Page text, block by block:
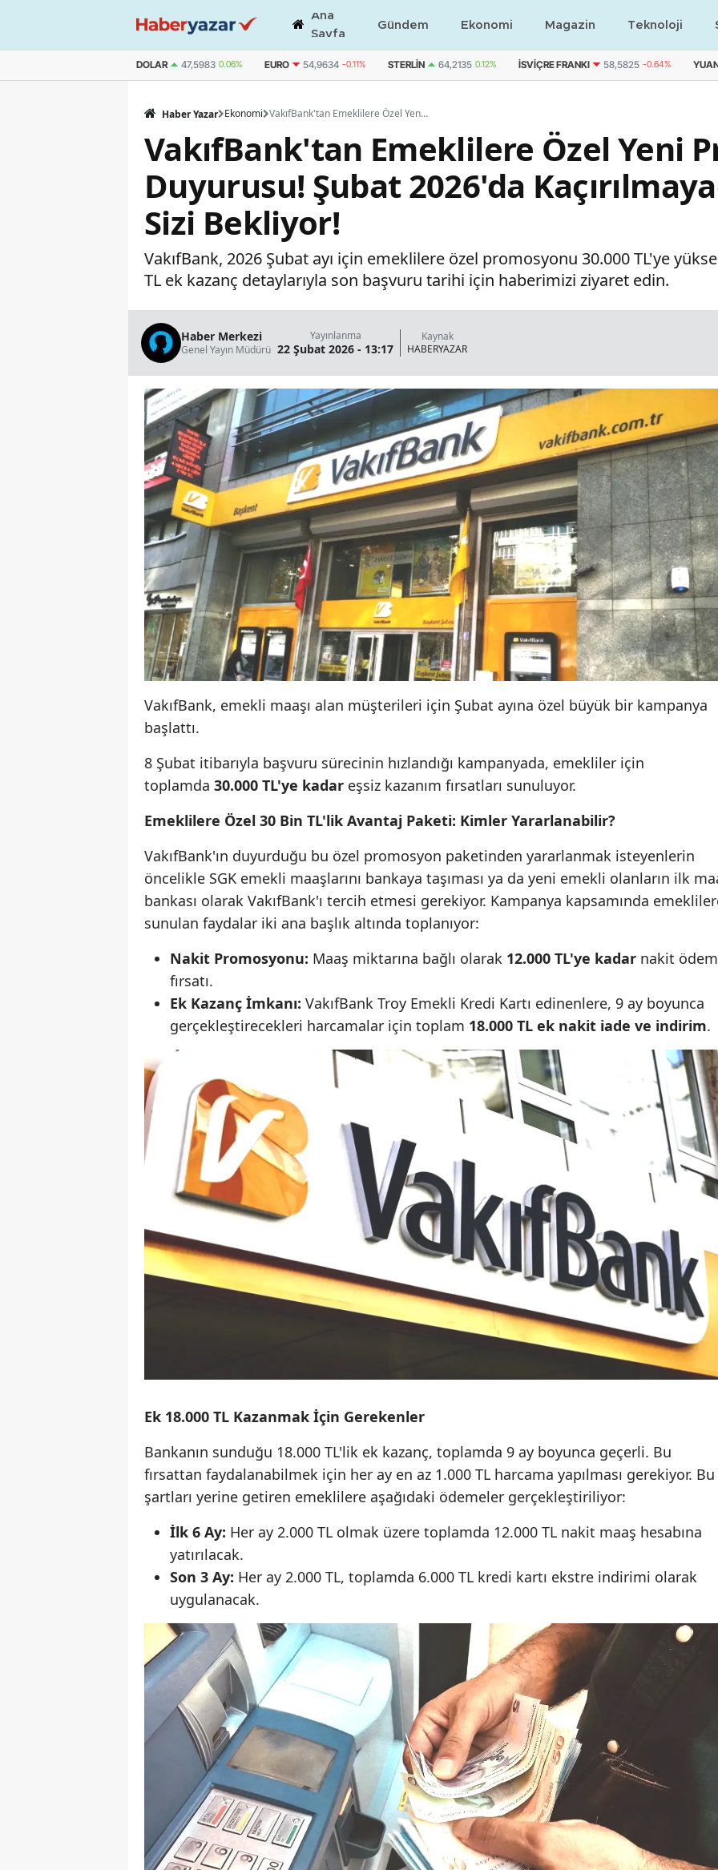
Ana
Sayfa
Gündem Ekonomi Magazin Teknoloji
DOLAR 47,5983 0.06% EURO 54,9634 -0.11% STERLIN 64,2135 0.12% İSVIÇRE FRANKI 58,5825 -0.64%
Haber Yazar Ekonomi VakıfBank'tan Emeklilere Özel Yeni Promosyon Duyurusu! Şubat 2026'da Kaçırılmayacak Fırsatlar Sizi Bekliyor!
VakıfBank'tan Emeklilere Özel Yeni
Duyurusu! Şubat 2026'da
Sizi Bekliyor!
VakıfBank, 2026 Şubat ayı için emeklilere özel promosyonu 30.000 TL'ye
TL ek kazanç detaylarıyla son başvuru tarihi için haberimizi ziyaret edin.
Haber Merkezi
Genel Yayın Müdürü
Yayınlanma
22 Şubat 2026 - 13:17
Kaynak
HABERYAZAR
VakıfBank, emekli maaşı alan müşterileri için Şubat ayına özel büyük bir kampanya
başlattı.
8 Şubat itibarıyla başvuru sürecinin hızlandığı kampanyada, emekliler için
toplamda 30.000 TL'ye kadar eşsiz kazanım fırsatları sunuluyor.
Emeklilere Özel 30 Bin TL'lik Avantaj Paketi: Kimler Yararlanabilir?
VakıfBank'ın duyurduğu bu özel promosyon paketinden yararlanmak isteyenlerin
öncelikle SGK emekli maaşlarını bankaya taşıması ya da yeni emekli olanların ilk
bankası olarak VakıfBank'ı tercih etmesi gerekiyor. Kampanya kapsamında
sunulan faydalar iki ana başlık altında toplanıyor:
Nakit Promosyonu: Maaş miktarına bağlı olarak 12.000 TL'ye kadar nakit
fırsatı.
Ek Kazanç İmkanı: VakıfBank Troy Emekli Kredi Kartı edinenlere, 9 ay boyunca
gerçekleştirecekleri harcamalar için toplam 18.000 TL ek nakit iade ve indirim.
Ek 18.000 TL Kazanmak İçin Gerekenler
Bankanın sunduğu 18.000 TL'lik ek kazanç, toplamda 9 ay boyunca geçerli. Bu
fırsattan faydalanabilmek için her ay en az 1.000 TL harcama yapılması gerekiyor. Bu
şartları yerine getiren emeklilere aşağıdaki ödemeler gerçekleştiriliyor:
İlk 6 Ay: Her ay 2.000 TL olmak üzere toplamda 12.000 TL nakit maaş hesabına
yatırılacak.
Son 3 Ay: Her ay 2.000 TL, toplamda 6.000 TL kredi kartı ekstre indirimi olarak
uygulanacak.